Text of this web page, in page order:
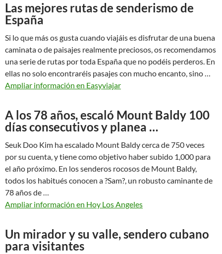
Las mejores rutas de senderismo de
España
Si lo que más os gusta cuando viajáis es disfrutar de una buena
caminata o de paisajes realmente preciosos, os recomendamos
una serie de rutas por toda España que no podéis perderos. En
ellas no solo encontraréis pasajes con mucho encanto, sino …
Ampliar información en Easyviajar
A los 78 años, escaló Mount Baldy 100
días consecutivos y planea …
Seuk Doo Kim ha escalado Mount Baldy cerca de 750 veces
por su cuenta, y tiene como objetivo haber subido 1,000 para
el año próximo. En los senderos rocosos de Mount Baldy,
todos los habitués conocen a ?Sam?, un robusto caminante de
78 años de …
Ampliar información en Hoy Los Angeles
Un mirador y su valle, sendero cubano
para visitantes